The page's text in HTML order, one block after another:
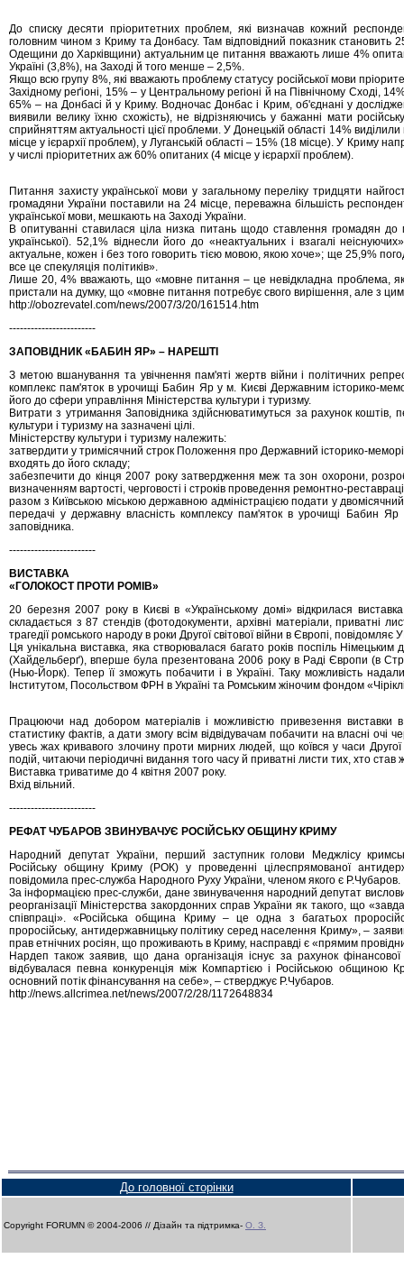
До списку десяти пріоритетних проблем, які визначав кожний
головним чином з Криму та Донбасу. Там відповідний показник становить
Одещини до Харківщини) актуальним це питання вважають лише 4%
Україні (3,8%), на Заході й того менше – 2,5%.
Якщо всю групу 8%, які вважають проблему статусу російської мови
Західному реґіоні, 15% – у Центральному регіоні й на Північному Сході,
65% – на Донбасі й у Криму. Водночас Донбас і Крим, об'єднані у
виявили велику їхню схожість), не відрізняючись у бажанні мати
сприйняттям актуальності цієї проблеми. У Донецькій області 14%
місце у ієрархії проблем), у Луганській області – 15% (18 місце). У Криму
у числі пріоритетних аж 60% опитаних (4 місце у ієрархії проблем).
Питання захисту української мови у загальному переліку тридцяти
громадяни України поставили на 24 місце, переважна більшість
української мови, мешкають на Заході України.
В опитуванні ставилася ціла низка питань щодо ставлення громадян до
української). 52,1% віднесли його до «неактуальних і взагалі
актуальне, кожен i без того говорить тiєю мовою, якою хоче»; ще 25,9%
все це спекуляцiя полiтикiв».
Лише 20, 4% вважають, що «мовне питання – це невiдкладна проблема,
пристали на думку, що «мовне питання потребує свого вирiшення, але з
http://obozrevatel.com/news/2007/3/20/161514.htm
------------------------
ЗАПОВІДНИК «БАБИН ЯР» – НАРЕШТІ
З метою вшанування та увічнення пам'яті жертв війни і політичних
комплекс пам'яток в урочищі Бабин Яр у м. Києві Державним історико-
його до сфери управління Міністерства культури і туризму.
Витрати з утримання Заповідника здійснюватимуться за рахунок коштів,
культури і туризму на зазначені цілі.
Міністерству культури і туризму належить:
затвердити у тримісячний строк Положення про Державний історико-
входять до його складу;
забезпечити до кінця 2007 року затвердження меж та зон охорони,
визначенням вартості, черговості і строків проведення ремонтно-
разом з Київською міською державною адміністрацією подати у
передачі у державну власність комплексу пам'яток в урочищі Бабин Яр
заповідника.
------------------------
ВИСТАВКА
«ГОЛОКОСТ ПРОТИ РОМІВ»
20 березня 2007 року в Києві в «Українському домі» відкрилася
складається з 87 стендів (фотодокументи, архівні матеріали, приватні
трагедії ромського народу в роки Другої світової війни в Європі, повідомляє
Ця унікальна виставка, яка створювалася багато років поспіль
(Хайдельберґ), вперше була презентована 2006 року в Раді Європи (в
(Нью-Йорк). Тепер її зможуть побачити і в Україні. Таку можливість
Інститутом, Посольством ФРН в Україні та Ромським жіночим фондом
Працюючи над добором матеріалів і можливістю привезення виставки
статистику фактів, а дати змогу всім відвідувачам побачити на власні очі
увесь жах кривавого злочину проти мирних людей, що коївся у часи
подій, читаючи періодичні видання того часу й приватні листи тих, хто
Виставка триватиме до 4 квітня 2007 року.
Вхід вільний.
------------------------
РЕФАТ ЧУБАРОВ ЗВИНУВАЧУЄ РОСІЙСЬКУ ОБЩИНУ КРИМУ
Народний депутат України, перший заступник голови Меджлісу
Російську общину Криму (РОК) у проведенні цілеспрямованої
повідомила прес-служба Народного Руху України, членом якого є Р.Чубаров.
За інформацією прес-служби, дане звинувачення народний депутат
реорганізації Міністерства закордонних справ України як такого, що
співпраці». «Російська община Криму – це одна з багатьох
проросійську, антидержавницьку політику серед населення Криму», –
прав етнічних росіян, що проживають в Криму, насправді є «прямим
Нардеп також заявив, що дана організація існує за рахунок
відбувалася певна конкуренція між Компартією і Російською общиною
основний потік фінансування на себе», – стверджує Р.Чубаров.
http://news.allcrimea.net/news/2007/2/28/1172648834
До головної сторінки
Copyright FORUMN © 2004-2006 // Дізайн та підтримка- О. З.